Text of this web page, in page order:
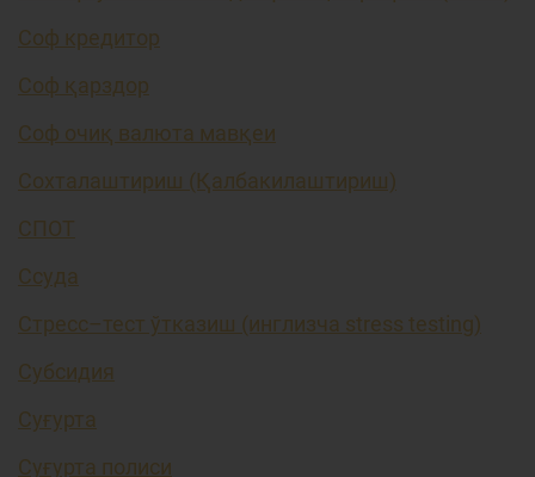
Соф кредитор
Соф қарздор
Соф очиқ валюта мавқеи
Сохталаштириш (Қалбакилаштириш)
СПОТ
Ссуда
Стресс–тест ўтказиш (инглизча stress testing)
Субсидия
Суғурта
Суғурта полиси